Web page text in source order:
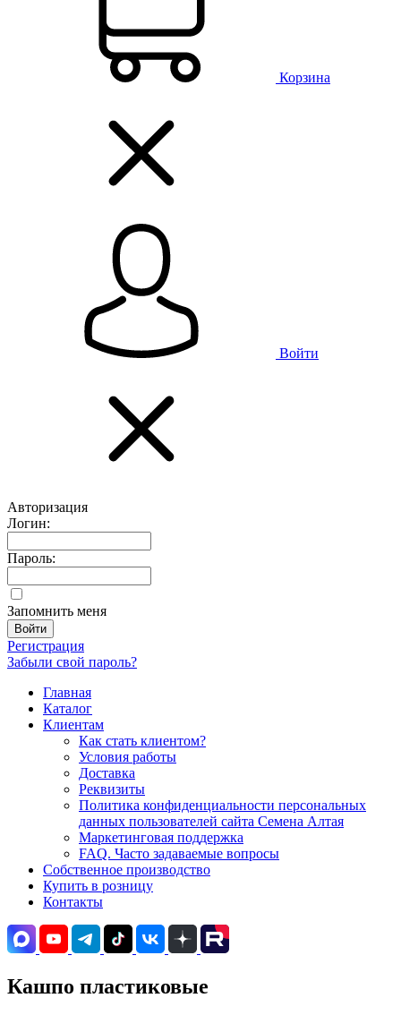
Корзина
Войти
Авторизация
Логин:
Пароль:
Запомнить меня
Регистрация
Забыли свой пароль?
Главная
Каталог
Клиентам
Как стать клиентом?
Условия работы
Доставка
Реквизиты
Политика конфиденциальности персональных
данных пользователей сайта Семена Алтая
Маркетинговая поддержка
FAQ. Часто задаваемые вопросы
Собственное производство
Купить в розницу
Контакты
Кашпо пластиковые